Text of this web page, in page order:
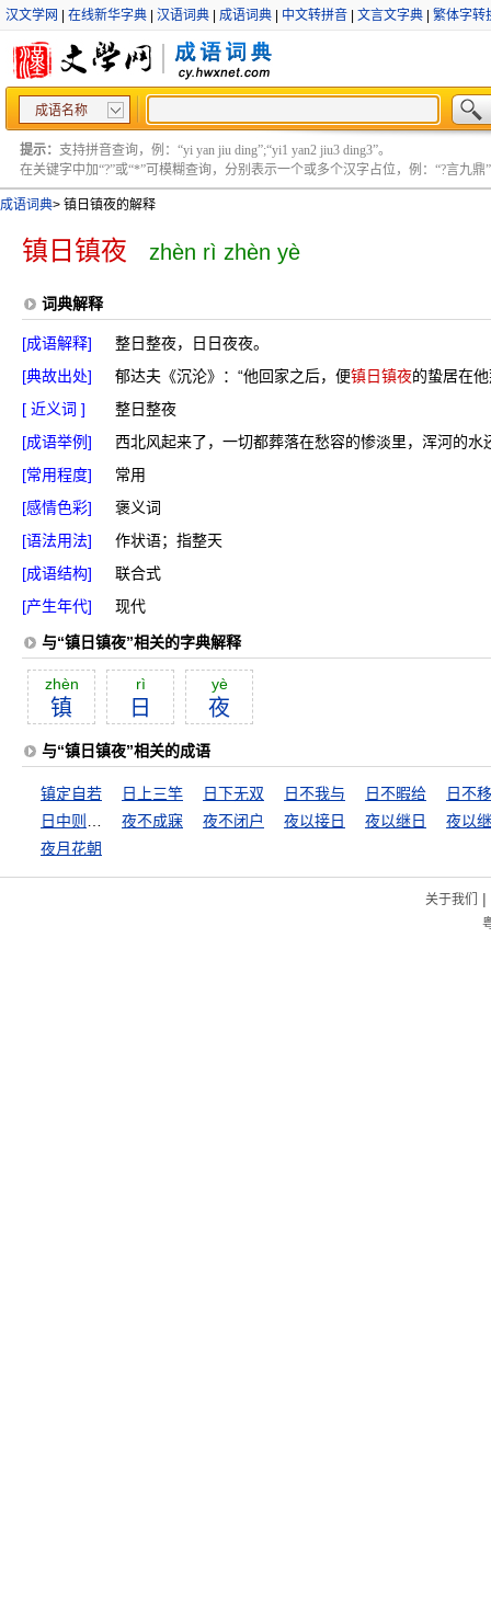
汉文学网 在线新华字典 汉语词典 成语词典 中文转拼音 文言文字典 繁体字转
成语名称
提示： 支持拼音查询，例：“yi yan jiu ding”;“yi1 yan2 jiu3 ding3”。
在关键字中加“?”或“*”可模糊查询，分别表示一个或多个汉字占位，例：“?言九鼎”
成语词典> 镇日镇夜的解释
镇日镇夜 zhèn rì zhèn yè
词典解释
[成语解释]
整日整夜，日日夜夜。
[典故出处]
郁达夫《沉沦》：“他回家之后，便镇日镇夜的蛰居在
[ 近义词 ]
整日整夜
[成语举例]
西北风起来了，一切都葬落在愁容的惨淡里，浑河的水
[常用程度]
常用
[感情色彩]
褒义词
[语法用法]
作状语；指整天
[成语结构]
联合式
[产生年代]
现代
与“镇日镇夜”相关的字典解释
zhèn
镇
rì
日
yè
夜
与“镇日镇夜”相关的成语
镇定自若 日上三竿 日下无双 日不我与 日不暇给
日不
夜不成寐 夜不闭户 夜以接日 夜以继日
夜以
夜月花朝
关于我们 |